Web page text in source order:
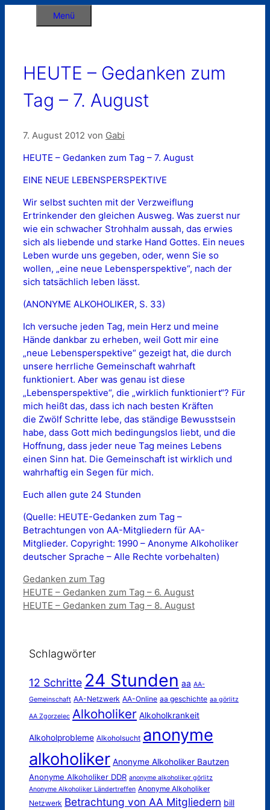
Menü
HEUTE – Gedanken zum
Tag – 7. August
7. August 2012 von Gabi
HEUTE – Gedanken zum Tag – 7. August
EINE NEUE LEBENSPERSPEKTIVE
Wir selbst suchten mit der Verzweiflung
Ertrinkender den gleichen Ausweg. Was zuerst nur
wie ein schwacher Strohhalm aussah, das erwies
sich als liebende und starke Hand Gottes. Ein neues
Leben wurde uns gegeben, oder, wenn Sie so
wollen, „eine neue Lebensperspektive“, nach der
sich tatsächlich leben lässt.
(ANONYME ALKOHOLIKER, S. 33)
Ich versuche jeden Tag, mein Herz und meine
Hände dankbar zu erheben, weil Gott mir eine
„neue Lebensperspektive“ gezeigt hat, die durch
unsere herrliche Gemeinschaft wahrhaft
funktioniert. Aber was genau ist diese
„Lebensperspektive“, die „wirklich funktioniert“? Für
mich heißt das, dass ich nach besten Kräften
die Zwölf Schritte lebe, das ständige Bewusstsein
habe, dass Gott mich bedingungslos liebt, und die
Hoffnung, dass jeder neue Tag meines Lebens
einen Sinn hat. Die Gemeinschaft ist wirklich und
wahrhaftig ein Segen für mich.
Euch allen gute 24 Stunden
(Quelle: HEUTE-Gedanken zum Tag –
Betrachtungen von AA-Mitgliedern für AA-
Mitglieder. Copyright: 1990 – Anonyme Alkoholiker
deutscher Sprache – Alle Rechte vorbehalten)
Kategorien
Gedanken zum Tag
HEUTE – Gedanken zum Tag – 6. August
HEUTE – Gedanken zum Tag – 8. August
Schlagwörter
12 Schritte 24 Stunden aa AA-
Gemeinschaft AA-Netzwerk AA-Online aa geschichte aa görlitz
AA Zgorzelec Alkoholiker Alkoholkrankeit
Alkoholprobleme Alkoholsucht anonyme
alkoholiker Anonyme Alkoholiker Bautzen
Anonyme Alkoholiker DDR anonyme alkoholiker görlitz
Anonyme Alkoholiker Ländertreffen Anonyme Alkoholiker
Netzwerk Betrachtung von AA Mitgliedern bill